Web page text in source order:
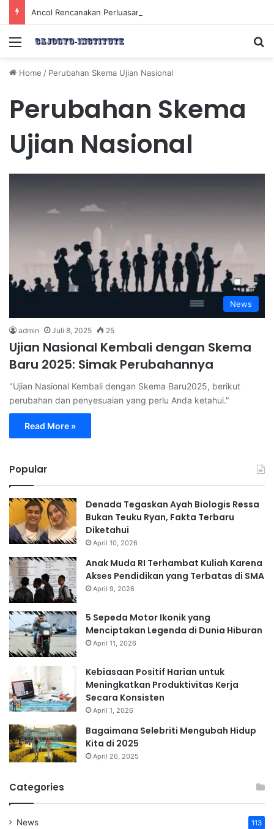
Menu
Home / Perubahan Skema Ujian Nasional
Perubahan Skema
Ujian Nasional
News
admin Juli 8, 2025 25
Ujian Nasional Kembali dengan Skema
Baru 2025: Simak Perubahannya
"Ujian Nasional Kembali dengan Skema Baru2025, berikut
perubahan dan penyesuaian yang perlu Anda ketahui."
Read More »
Popular
Denada Tegaskan Ayah Biologis Ressa
Bukan Teuku Ryan, Fakta Terbaru
Diketahui
April 10, 2026
Anak Muda RI Terhambat Kuliah Karena
Akses Pendidikan yang Terbatas di SMA
April 9, 2026
5 Sepeda Motor Ikonik yang
Menciptakan Legenda di Dunia Hiburan
April 11, 2026
Kebiasaan Positif Harian untuk
Meningkatkan Produktivitas Kerja
Secara Konsisten
April 1, 2026
Bagaimana Selebriti Mengubah Hidup
Kita di 2025
April 26, 2025
Categories
News 113